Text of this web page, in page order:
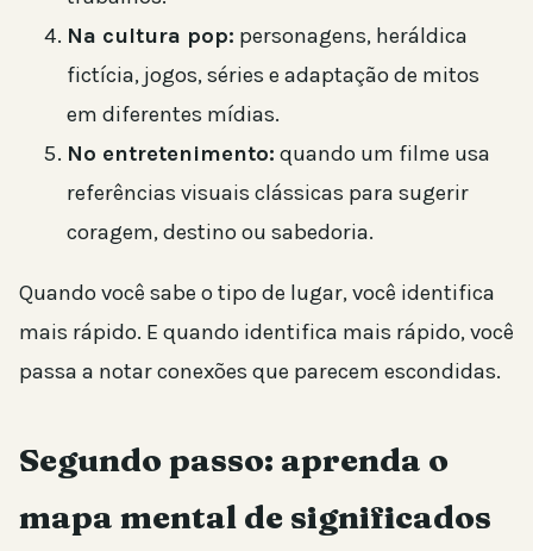
Na cultura pop: personagens, heráldica
fictícia, jogos, séries e adaptação de mitos
em diferentes mídias.
No entretenimento: quando um filme usa
referências visuais clássicas para sugerir
coragem, destino ou sabedoria.
Quando você sabe o tipo de lugar, você identifica
mais rápido. E quando identifica mais rápido, você
passa a notar conexões que parecem escondidas.
Segundo passo: aprenda o
mapa mental de significados